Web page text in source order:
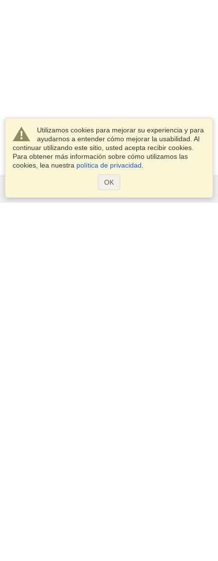
Utilizamos cookies para mejorar su experiencia y para
ayudarnos a entender cómo mejorar la usabilidad. Al
continuar utilizando este sitio, usted acepta recibir cookies.
Para obtener más información sobre cómo utilizamos las
cookies, lea nuestra política de privacidad
OK